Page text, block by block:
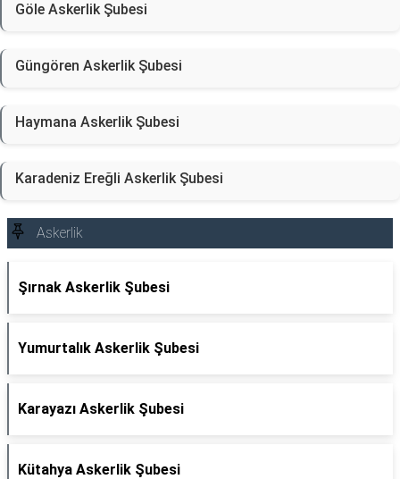
Göle Askerlik Şubesi
Güngören Askerlik Şubesi
Haymana Askerlik Şubesi
Karadeniz Ereğli Askerlik Şubesi
Askerlik
Şırnak Askerlik Şubesi
Yumurtalık Askerlik Şubesi
Karayazı Askerlik Şubesi
Kütahya Askerlik Şubesi